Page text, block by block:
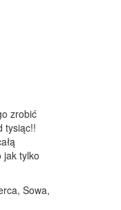
zrobić
tysiąc!!
jak tylko
Sowa,